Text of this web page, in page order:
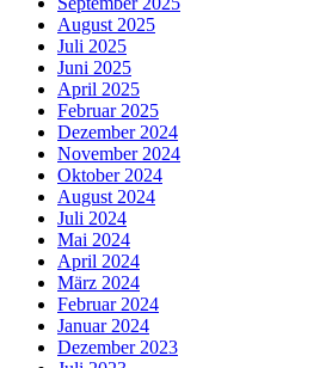
August 2025
Juli 2025
Juni 2025
April 2025
Februar 2025
Dezember 2024
November 2024
Oktober 2024
August 2024
Juli 2024
Mai 2024
April 2024
März 2024
Februar 2024
Januar 2024
Dezember 2023